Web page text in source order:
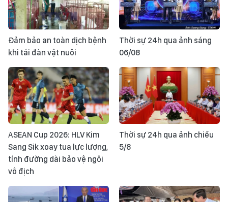
Đảm bảo an toàn dịch bệnh
khi tái đàn vật nuôi
Thời sự 24h qua ảnh sáng
06/08
ASEAN Cup 2026: HLV Kim
Sang Sik xoay tua lực lượng,
tính đường dài bảo vệ ngôi
vô địch
Thời sự 24h qua ảnh chiều
5/8